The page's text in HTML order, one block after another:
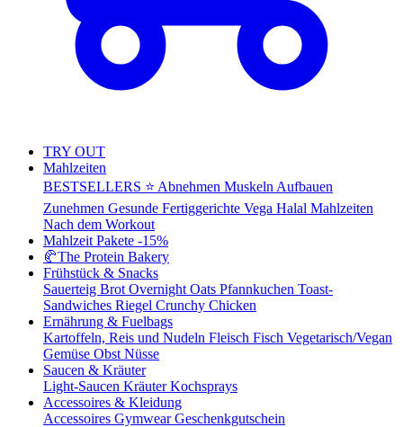
TRY OUT
Mahlzeiten
BESTSELLERS ⭐ Abnehmen Muskeln Aufbauen
Zunehmen Gesunde Fertiggerichte Vega Halal Mahlzeiten
Nach dem Workout
Mahlzeit Pakete -15%
🥐The Protein Bakery
Frühstück & Snacks
Sauerteig Brot Overnight Oats Pfannkuchen Toast-
Sandwiches Riegel Crunchy Chicken
Ernährung & Fuelbags
Kartoffeln, Reis und Nudeln Fleisch Fisch Vegetarisch/Vegan
Gemüse Obst Nüsse
Saucen & Kräuter
Light-Saucen KräuterKochsprays
Accessoires & Kleidung
Accessoires GymwearGeschenkgutschein